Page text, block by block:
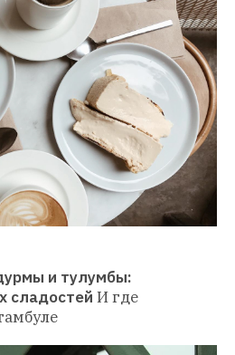
и тулумбы:
сладостей И где